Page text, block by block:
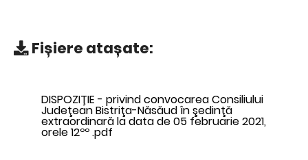
Fișiere atașate:
DISPOZIŢIE - privind convocarea Consiliului
Judeţean Bistriţa-Năsăud în şedinţă
extraordinară la data de 05 februarie 2021,
orele 12ºº .pdf